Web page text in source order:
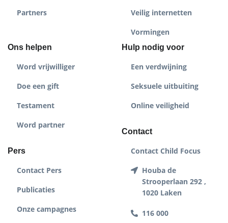
Partners
Veilig internetten
Vormingen
Ons helpen
Word vrijwilliger
Doe een gift
Testament
Word partner
Pers
Contact Pers
Publicaties
Onze campagnes
Hulp nodig voor
Een verdwijning
Seksuele uitbuiting
Online veiligheid
Contact
Contact Child Focus
Houba de
Strooperlaan 292 ,
1020 Laken
116 000